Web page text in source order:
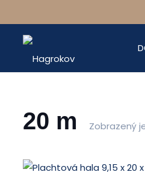
20 m Zobrazený